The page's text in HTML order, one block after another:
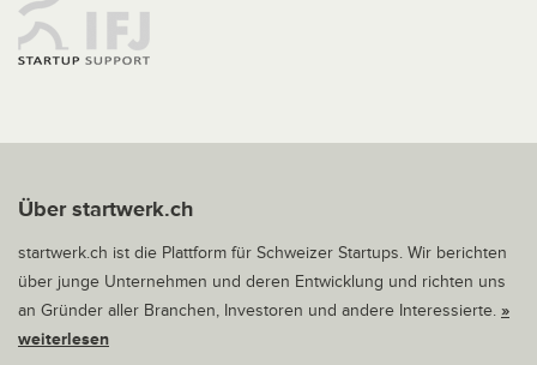
Über startwerk.ch
startwerk.ch ist die Plattform für Schweizer Startups. Wir berichten
über junge Unternehmen und deren Entwicklung und richten uns
an Gründer aller Branchen, Investoren und andere Interessierte. »
weiterlesen